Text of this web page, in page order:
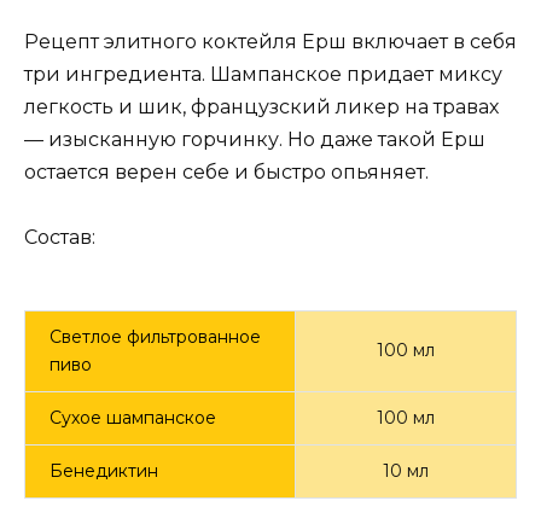
Рецепт элитного коктейля Ерш включает в себя
три ингредиента. Шампанское придает миксу
легкость и шик, французский ликер на травах
— изысканную горчинку. Но даже такой Ерш
остается верен себе и быстро опьяняет.
Состав:
Светлое фильтрованное
пиво
100 мл
Сухое шампанское 100 мл
Бенедиктин 10 мл